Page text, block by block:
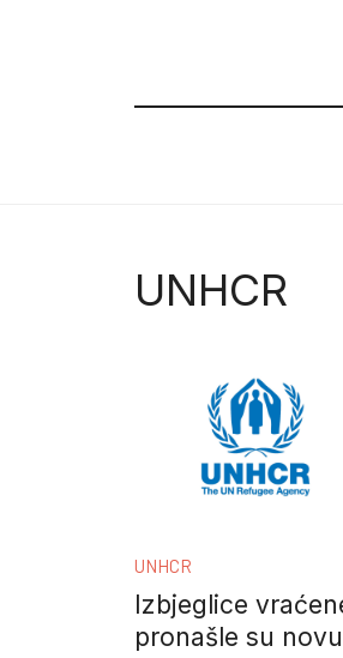
UNHCR
UNHCR
Izbjeglice
pronašle su